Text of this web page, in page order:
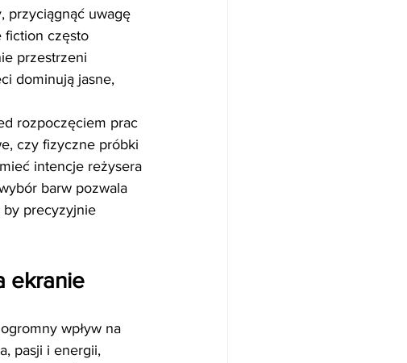
przyciągnąć uwagę
fiction często
przestrzeni
dominują jasne,
rozpoczęciem prac
czy fizyczne próbki
intencje reżysera
barw pozwala
by precyzyjnie
ekranie
wpływ na
pasji i energii,